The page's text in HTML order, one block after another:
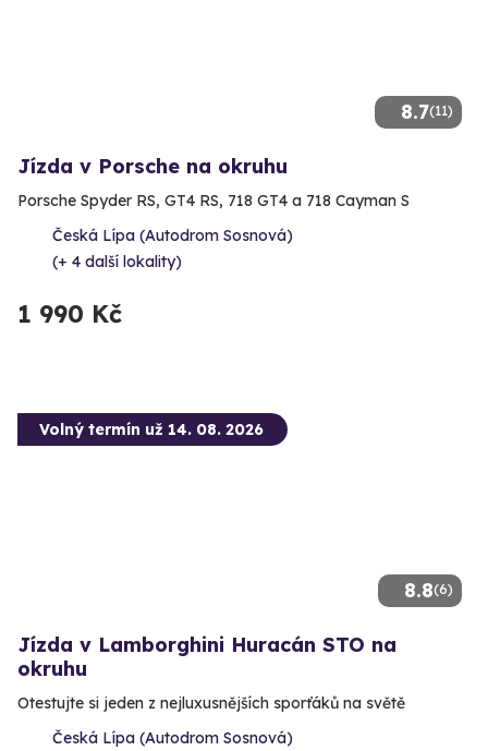
8.7(11)
Jízda v Porsche na okruhu
Porsche Spyder RS, GT4 RS, 718 GT4 a 718 Cayman S
Česká Lípa (Autodrom Sosnová)
(+ 4 další lokality)
1 990 Kč
8.8(6)
Volný termín už 14. 08. 2026
Jízda v Lamborghini Huracán STO na
okruhu
Otestujte si jeden z nejluxusnějších sporťáků na světě
Česká Lípa (Autodrom Sosnová)